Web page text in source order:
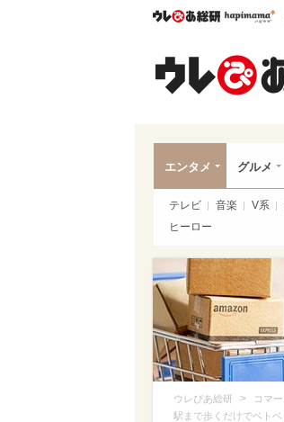
ウレぴあ
エンタメ グルメ
テレビ 音楽 V系
ヒーロー
ウレぴあ総研 > コマー
駅まで歩くだけでベト